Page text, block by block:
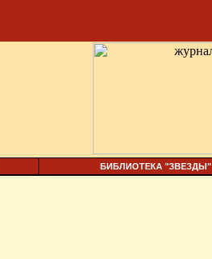
БИБЛИОТЕКА "ЗВЕЗДЫ"